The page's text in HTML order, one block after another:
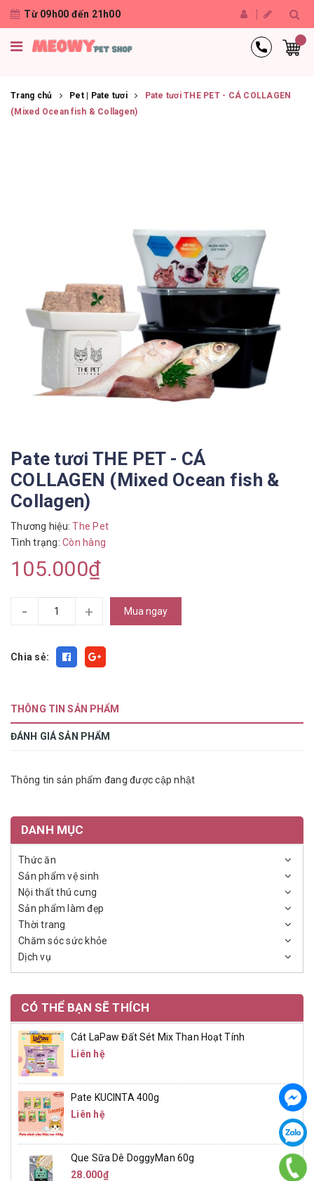
Từ 09h00 đến 21h00
Trang chủ Pet | Pate tươi
Pate tươi THE PET - CÁ COLLAGEN
(Mixed Ocean fish & Collagen)
Pate tươi THE PET - CÁ
COLLAGEN (Mixed Ocean fish &
Collagen)
Thương hiệu: The Pet
Tình trạng: Còn hàng
105.000₫
- + Mua ngay
Chia sẻ:
THÔNG TIN SẢN PHẨM
ĐÁNH GIÁ SẢN PHẨM
Thông tin sản phẩm đang được cập nhật
DANH MỤC
Thức ăn
Sản phẩm vệ sinh
Nội thất thú cưng
Sản phẩm làm đẹp
Thời trang
Chăm sóc sức khỏe
Dịch vụ
CÓ THỂ BẠN SẼ THÍCH
Cát LaPaw Đất Sét Mix Than Hoạt Tính
Liên hệ
Pate KUCINTA 400g
Liên hệ
Que Sữa Dê DoggyMan 60g
28.000₫